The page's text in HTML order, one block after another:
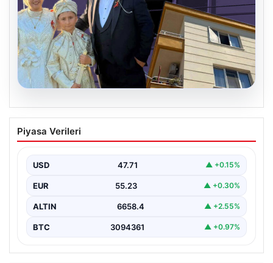
Çanakkale’de böcek ilaçlaması felakete
dönüştü. Yusuf öldü, annesi yoğun
{“title”: “Çanakkale’de Böcek İlaçlaması Felakete
Çanakkale’nin…
Piyasa Verileri
USD 47.71 ▲ +0.15%
EUR 55.23 ▲ +0.30%
ALTIN 6658.4 ▲ +2.55%
BTC 3094361 ▲ +0.97%